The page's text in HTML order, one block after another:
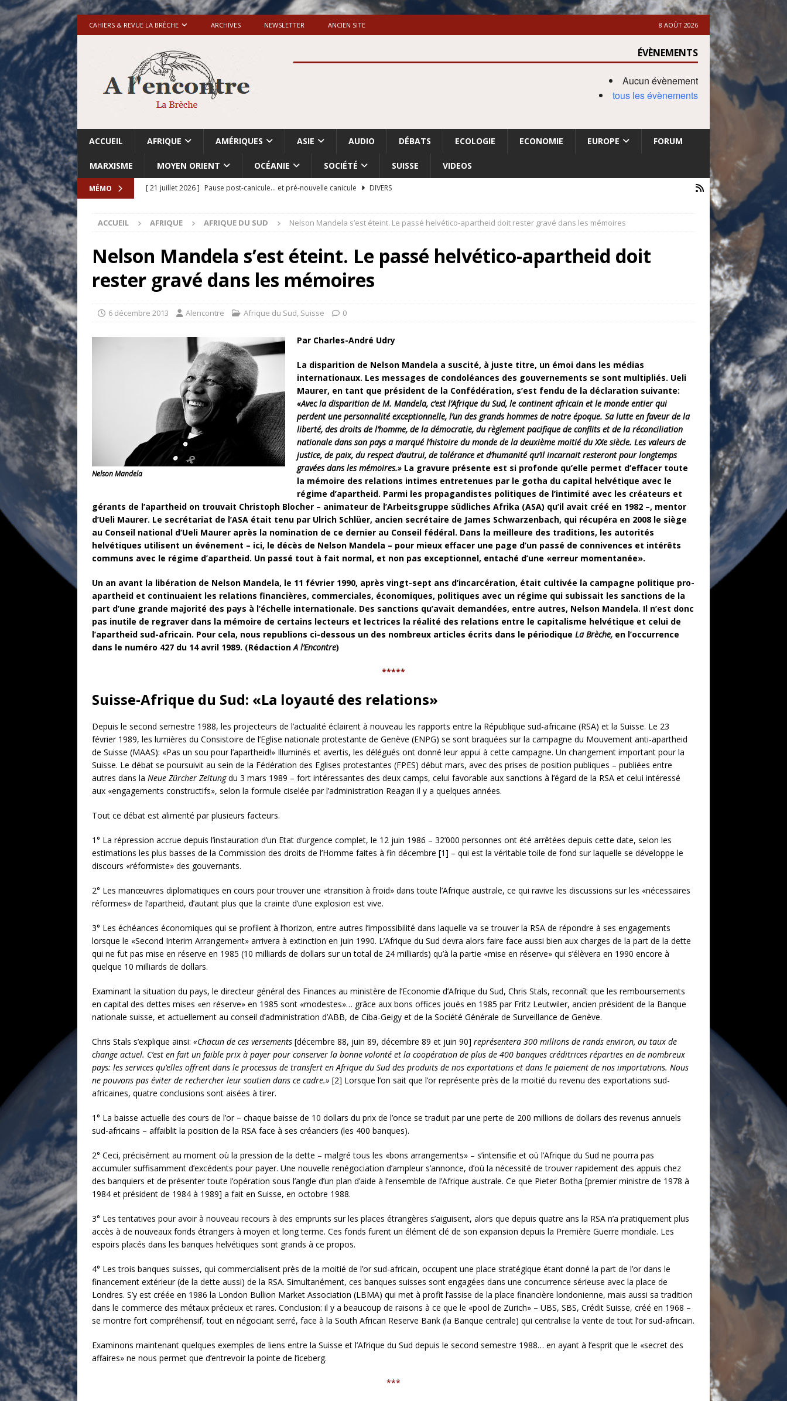
CAHIERS & REVUE LA BRÈCHE ARCHIVES NEWSLETTER ANCIEN SITE 8 AOÛT 2026
ÉVÈNEMENTS
Aucun évènement
tous les évènements
ACCUEIL AFRIQUE AMÉRIQUES ASIE AUDIO DÉBATS ECOLOGIE ECONOMIE EUROPE FORUM
MARXISME MOYEN ORIENT OCÉANIE SOCIÉTÉ SUISSE VIDEOS
MÉMO [ 21 juillet 2026 ] Pause post-canicule… et pré-nouvelle canicule
DIVERS
[ 18 juillet 2026 ]
Israël-Palestine. «Accentuation du nettoyage ethnique en Cisjordanie et à Gaza
avant les élections du 27 octobre»
ISRAËL
«Le discours de Trump sur la “fraude électorale” était une blague de mauvais
goût… et une menace»
ETATS-UNIS
[ 17 juillet 2026 ]
Iran. Le retour de l’option militaire
ACCUEIL AFRIQUE AFRIQUE DU SUD Nelson Mandela s’est éteint. Le passé helvético-apartheid doit rester gravé dans les mémoires
Nelson Mandela s’est éteint. Le passé helvético-apartheid doit
rester gravé dans les mémoires
6 décembre 2013 Alencontre Afrique du Sud, Suisse 0
Nelson Mandela
Par Charles-André Udry
La disparition de Nelson Mandela a suscité, à juste titre, un émoi dans les médias
internationaux. Les messages de condoléances des gouvernements se sont multipliés. Ueli
Maurer, en tant que président de la Confédération, s’est fendu de la déclaration suivante:
«Avec la disparition de M. Mandela, c’est l’Afrique du Sud, le continent africain et le monde entier qui
perdent une personnalité exceptionnelle, l’un des grands hommes de notre époque. Sa lutte en faveur de la
liberté, des droits de l’homme, de la démocratie, du règlement pacifique de conflits et de la réconciliation
nationale dans son pays a marqué l’histoire du monde de la deuxième moitié du XXe siècle. Les valeurs de
justice, de paix, du respect d’autrui, de tolérance et d’humanité qu’il incarnait resteront pour longtemps
gravées dans les mémoires.» La gravure présente est si profonde qu’elle permet d’effacer toute
la mémoire des relations intimes entretenues par le gotha du capital helvétique avec le
régime d’apartheid. Parmi les propagandistes politiques de l’intimité avec les créateurs et
gérants de l’apartheid on trouvait Christoph Blocher – animateur de l’Arbeitsgruppe südliches Afrika (ASA) qu’il avait créé en 1982 –, mentor
d’Ueli Maurer. Le secrétariat de l’ASA était tenu par Ulrich Schlüer, ancien secrétaire de James Schwarzenbach, qui récupéra en 2008 le siège
au Conseil national d’Ueli Maurer après la nomination de ce dernier au Conseil fédéral. Dans la meilleure des traditions, les autorités
helvétiques utilisent un événement – ici, le décès de Nelson Mandela – pour mieux effacer une page d’un passé de connivences et intérêts
communs avec le régime d’apartheid. Un passé tout à fait normal, et non pas exceptionnel, entaché d’une «erreur momentanée».
Un an avant la libération de Nelson Mandela, le 11 février 1990, après vingt-sept ans d’incarcération, était cultivée la campagne politique pro-
apartheid et continuaient les relations financières, commerciales, économiques, politiques avec un régime qui subissait les sanctions de la
part d’une grande majorité des pays à l’échelle internationale. Des sanctions qu’avait demandées, entre autres, Nelson Mandela. Il n’est donc
pas inutile de regraver dans la mémoire de certains lecteurs et lectrices la réalité des relations entre le capitalisme helvétique et celui de
l’apartheid sud-africain. Pour cela, nous republions ci-dessous un des nombreux articles écrits dans le périodique La Brèche, en l’occurrence
dans le numéro 427 du 14 avril 1989. (RédactionA l’Encontre)
*****
Suisse-Afrique du Sud: «La loyauté des relations»
Depuis le second semestre 1988, les projecteurs de l’actualité éclairent à nouveau les rapports entre la République sud-africaine (RSA) et la Suisse. Le 23
février 1989, les lumières du Consistoire de l’Eglise nationale protestante de Genève (ENPG) se sont braquées sur la campagne du Mouvement anti-apartheid
de Suisse (MAAS): «Pas un sou pour l’apartheid!» Illuminés et avertis, les délégués ont donné leur appui à cette campagne. Un changement important pour la
Suisse. Le débat se poursuivit au sein de la Fédération des Eglises protestantes (FPES) début mars, avec des prises de position publiques – publiées entre
autres dans la Neue Zürcher Zeitungdu 3 mars 1989 – fort intéressantes des deux camps, celui favorable aux sanctions à l’égard de la RSA et celui intéressé
aux «engagements constructifs», selon la formule ciselée par l’administration Reagan il y a quelques années.
Tout ce débat est alimenté par plusieurs facteurs.
1° La répression accrue depuis l’instauration d’un Etat d’urgence complet, le 12 juin 1986 – 32’000 personnes ont été arrêtées depuis cette date, selon les
estimations les plus basses de la Commission des droits de l’Homme faites à fin décembre [1] – qui est la véritable toile de fond sur laquelle se développe le
discours «réformiste» des gouvernants.
2° Les manœuvres diplomatiques en cours pour trouver une «transition à froid» dans toute l’Afrique australe, ce qui ravive les discussions sur les «nécessaires
réformes» de l’apartheid, d’autant plus que la crainte d’une explosion est vive.
3° Les échéances économiques qui se profilent à l’horizon, entre autres l’impossibilité dans laquelle va se trouver la RSA de répondre à ses engagements
lorsque le «Second Interim Arrangement» arrivera à extinction en juin 1990. L’Afrique du Sud devra alors faire face aussi bien aux charges de la part de la dette
qui ne fut pas mise en réserve en 1985 (10 milliards de dollars sur un total de 24 milliards) qu’à la partie «mise en réserve» qui s’élèvera en 1990 encore à
quelque 10 milliards de dollars.
Examinant la situation du pays, le directeur général des Finances au ministère de l’Economie d’Afrique du Sud, Chris Stals, reconnaît que les remboursements
en capital des dettes mises «en réserve» en 1985 sont «modestes»… grâce aux bons offices joués en 1985 par Fritz Leutwiler, ancien président de la Banque
nationale suisse, et actuellement au conseil d’administration d’ABB, de Ciba-Geigy et de la Société Générale de Surveillance de Genève.
Chris Stals s’explique ainsi: «Chacun de ces versements [décembre 88, juin 89, décembre 89 et juin 90] représentera 300 millions de rands environ, au taux de
change actuel. C’est en fait un faible prix à payer pour conserver la bonne volonté et la coopération de plus de 400 banques créditrices réparties en de nombreux
pays: les services qu’elles offrent dans le processus de transfert en Afrique du Sud des produits de nos exportations et dans le paiement de nos importations. Nous
ne pouvons pas éviter de rechercher leur soutien dans ce cadre.» [2] Lorsque l’on sait que l’or représente près de la moitié du revenu des exportations sud-
africaines, quatre conclusions sont aisées à tirer.
1° La baisse actuelle des cours de l’or ­– chaque baisse de 10 dollars du prix de l’once se traduit par une perte de 200 millions de dollars des revenus annuels
sud-africains – affaiblit la position de la RSA face à ses créanciers (les 400 banques).
2° Ceci, précisément au moment où la pression de la dette – malgré tous les «bons arrangements» – s’intensifie et où l’Afrique du Sud ne pourra pas
accumuler suffisamment d’excédents pour payer. Une nouvelle renégociation d’ampleur s’annonce, d’où la nécessité de trouver rapidement des appuis chez
des banquiers et de présenter toute l’opération sous l’angle d’un plan d’aide à l’ensemble de l’Afrique australe. Ce que Pieter Botha [premier ministre de 1978 à
1984 et président de 1984 à 1989] a fait en Suisse, en octobre 1988.
3° Les tentatives pour avoir à nouveau recours à des emprunts sur les places étrangères s’aiguisent, alors que depuis quatre ans la RSA n’a pratiquement plus
accès à de nouveaux fonds étrangers à moyen et long terme. Ces fonds furent un élément clé de son expansion depuis la Première Guerre mondiale. Les
espoirs placés dans les banques helvétiques sont grands à ce propos.
4° Les trois banques suisses, qui commercialisent près de la moitié de l’or sud-africain, occupent une place stratégique étant donné la part de l’or dans le
financement extérieur (de la dette aussi) de la RSA. Simultanément, ces banques suisses sont engagées dans une concurrence sérieuse avec la place de
Londres. S’y est créée en 1986 la London Bullion Market Association (LBMA) qui met à profit l’assise de la place financière londonienne, mais aussi sa tradition
dans le commerce des métaux précieux et rares. Conclusion: il y a beaucoup de raisons à ce que le «pool de Zurich» – UBS, SBS, Crédit Suisse, créé en 1968 –
se montre fort compréhensif, tout en négociant serré, face à la South African Reserve Bank (la Banque centrale) qui centralise la vente de tout l’or sud-africain.
Examinons maintenant quelques exemples de liens entre la Suisse et l’Afrique du Sud depuis le second semestre 1988… en ayant à l’esprit que le «secret des
affaires» ne nous permet que d’entrevoir la pointe de l’iceberg.
***